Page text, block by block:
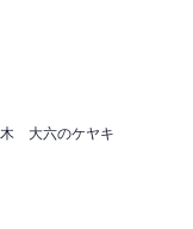
大六のケヤキ